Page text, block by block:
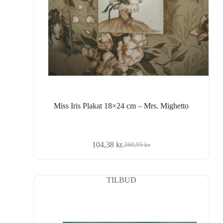
Miss Iris Plakat 18×24 cm – Mrs. Mighetto
260,95kr.
Den
var:
260,95 kr..
104,38 kr.Den
er:
104,38 kr..
TILBUD